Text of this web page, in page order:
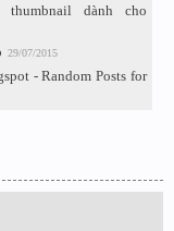
dành cho
29/07/2015
- Random Posts for